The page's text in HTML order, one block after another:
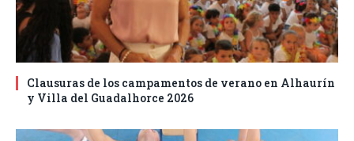
Clausuras de los campamentos de verano en Alhaurín
y Villa del Guadalhorce 2026